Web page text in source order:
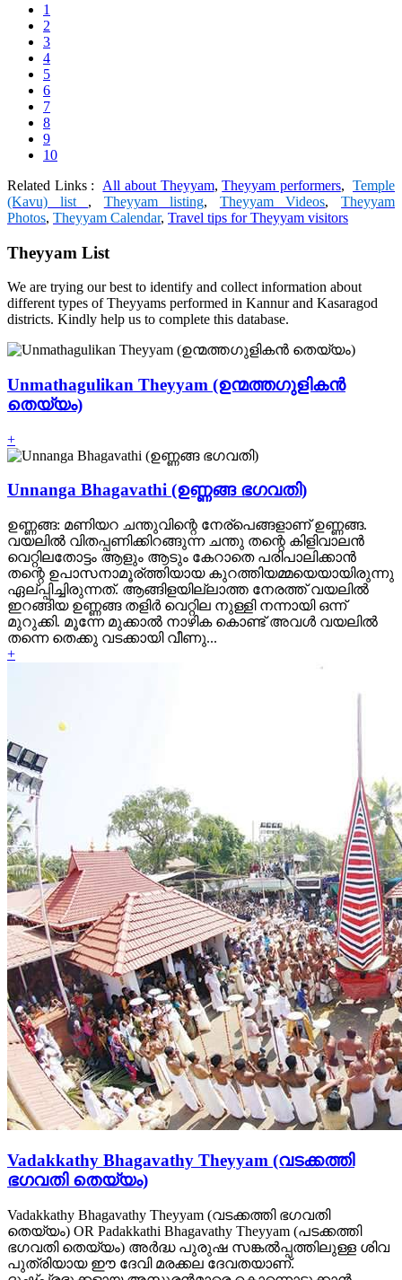
1
2
3
4
5
6
7
8
9
10
Related Links : All about Theyyam,Theyyam performers,Temple
(Kavu) list , Theyyam listing, Theyyam Videos,Theyyam
Photos, Theyyam Calendar, Travel tips for Theyyam visitors
Theyyam List
We are trying our best to identify and collect information about
different types of Theyyams performed in Kannur and Kasaragod
districts. Kindly help us to complete this database.
Unmathagulikan Theyyam (ഉന്മത്തഗുളികൻ
തെയ്യം)
+
Unnanga Bhagavathi (ഉണ്ണങ്ങ ഭഗവതി)
ഉണ്ണങ്ങ: മണിയറ ചന്തുവിന്റെ നേര്പെങ്ങളാണ് ഉണ്ണങ്ങ.
വയലില്‍ വിതപ്പണിക്കിറങ്ങുന്ന ചന്തു തന്റെ കിളിവാലന്‍
വെറ്റിലതോട്ടം ആളും ആടും കേറാതെ പരിപാലിക്കാന്‍
തന്റെ ഉപാസനാമൂര്ത്തിയായ കുറത്തിയമ്മയെയായിരുന്നു
ഏല്പ്പിച്ചിരുന്നത്‌. ആങ്ങിളയില്ലാത്ത നേരത്ത് വയലില്‍
ഇറങ്ങിയ ഉണ്ണങ്ങ തളിര്‍ വെറ്റില നുള്ളി നന്നായി ഒന്ന്
മുറുക്കി. മൂന്നേ മുക്കാല്‍ നാഴിക കൊണ്ട് അവള്‍ വയലില്‍
തന്നെ തെക്കു വടക്കായി വീണു...
+
Vadakkathy Bhagavathy Theyyam (വടക്കത്തി
ഭഗവതി തെയ്യം)
Vadakkathy Bhagavathy Theyyam (വടക്കത്തി ഭഗവതി
തെയ്യം) OR Padakkathi Bhagavathy Theyyam (പടക്കത്തി
ഭഗവതി തെയ്യം) അര്‍ദ്ധ പുരുഷ സങ്കല്‍പ്പത്തിലുള്ള ശിവ
പുത്രിയായ ഈ ദേവി മരക്കല ദേവതയാണ്.